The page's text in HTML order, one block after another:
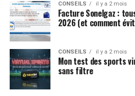
CONSEILS il y a 2 mois
Facture Sonelgaz :
2026 (et comment
CONSEILS il y a 2 mois
Mon test des sports
sans filtre